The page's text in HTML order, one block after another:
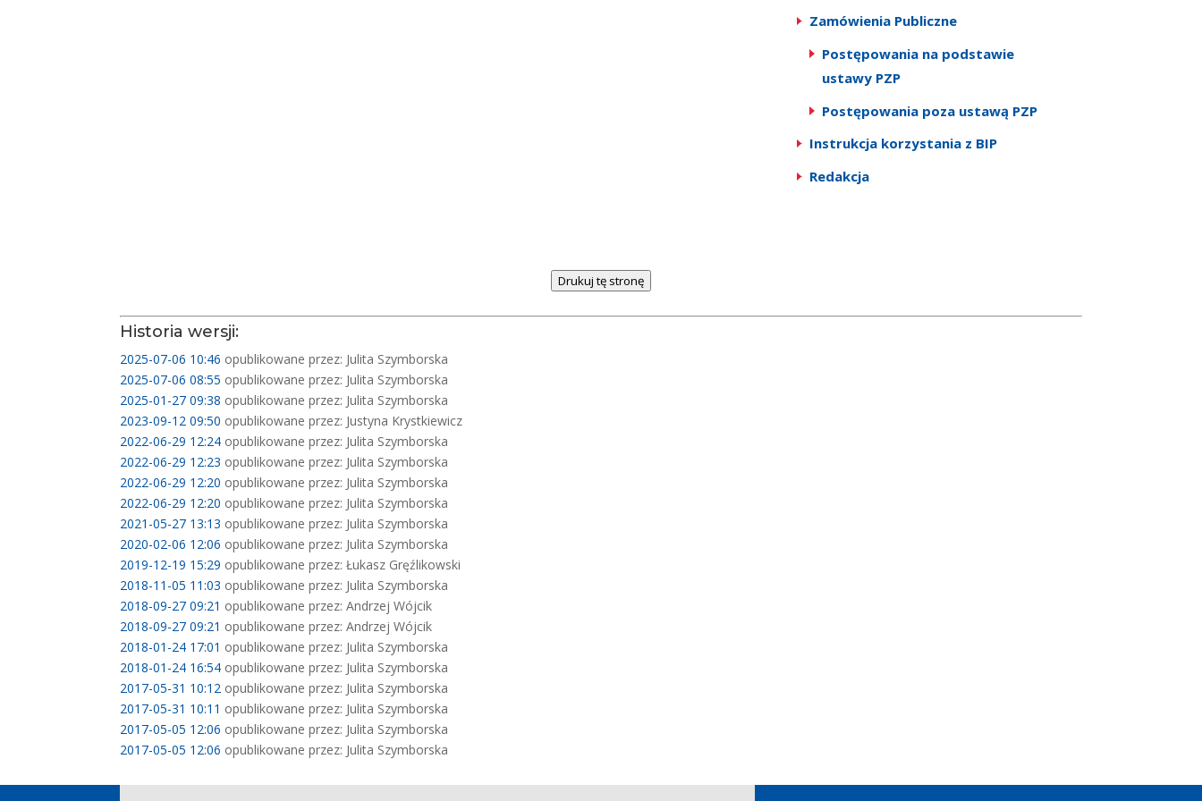
Zamówienia Publiczne
Postępowania na podstawie
ustawy PZP
Postępowania poza ustawą PZP
Instrukcja korzystania z BIP
Redakcja
Drukuj tę stronę
Historia wersji:
2025-07-06 10:46 opublikowane przez: Julita Szymborska
2025-07-06 08:55 opublikowane przez: Julita Szymborska
2025-01-27 09:38 opublikowane przez: Julita Szymborska
2023-09-12 09:50 opublikowane przez: Justyna Krystkiewicz
2022-06-29 12:24 opublikowane przez: Julita Szymborska
2022-06-29 12:23 opublikowane przez: Julita Szymborska
2022-06-29 12:20 opublikowane przez: Julita Szymborska
2022-06-29 12:20 opublikowane przez: Julita Szymborska
2021-05-27 13:13 opublikowane przez: Julita Szymborska
2020-02-06 12:06 opublikowane przez: Julita Szymborska
2019-12-19 15:29 opublikowane przez: Łukasz Gręźlikowski
2018-11-05 11:03 opublikowane przez: Julita Szymborska
2018-09-27 09:21 opublikowane przez: Andrzej Wójcik
2018-09-27 09:21 opublikowane przez: Andrzej Wójcik
2018-01-24 17:01 opublikowane przez: Julita Szymborska
2018-01-24 16:54 opublikowane przez: Julita Szymborska
2017-05-31 10:12 opublikowane przez: Julita Szymborska
2017-05-31 10:11 opublikowane przez: Julita Szymborska
2017-05-05 12:06 opublikowane przez: Julita Szymborska
2017-05-05 12:06 opublikowane przez: Julita Szymborska